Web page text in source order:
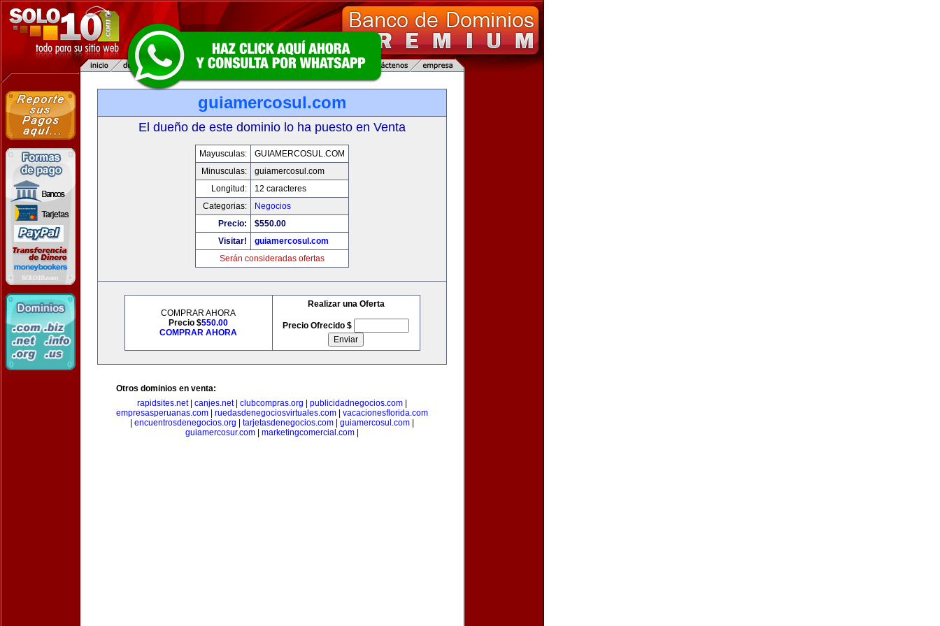
guiamercosul.com
El dueño de este dominio lo ha puesto en Venta
Mayusculas:
GUIAMERCOSUL.COM
Minusculas:
guiamercosul.com
Longitud:
12 caracteres
Categorias:
Negocios
Precio:
$550.00
Visitar!
guiamercosul.com
Serán consideradas ofertas
COMPRAR AHORA
Precio $550.00
COMPRAR AHORA
Realizar una Oferta
Precio Ofrecido $
Otros dominios en venta:
rapidsites.net| canjes.net| clubcompras.org publicidadnegocios.com
empresasperuanas.com
ruedasdenegociosvirtuales.com
vacacionesflorida.com
encuentrosdenegocios.org tarjetasdenegocios.com guiamercosul.com
guiamercosur.com
marketingcomercial.com